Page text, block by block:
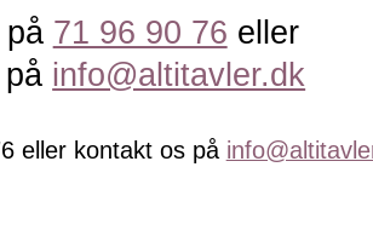
på 71 96 90 76 eller
info@altitavler.dk
eller kontakt os på